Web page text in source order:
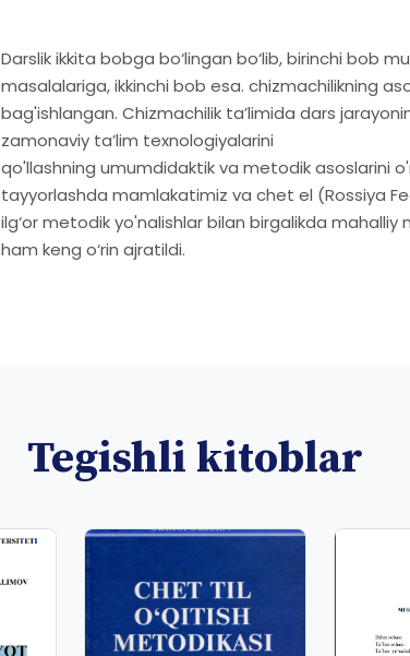
Darslik ikkita bobga bo‘lingan bo‘lib, birinchi bob
masalalariga, ikkinchi bob esa. chizmachilikning
bag'ishlangan. Chizmachilik ta’limida dars
zamonaviy ta’lim texnologiyalarini
qo'llashning umumdidaktik va metodik asoslarini
tayyorlashda mamlakatimiz va chet el (Rossiya
ilg‘or metodik yo'nalishlar bilan birgalikda
ham keng o‘rin ajratildi.
Tegishli kitoblar